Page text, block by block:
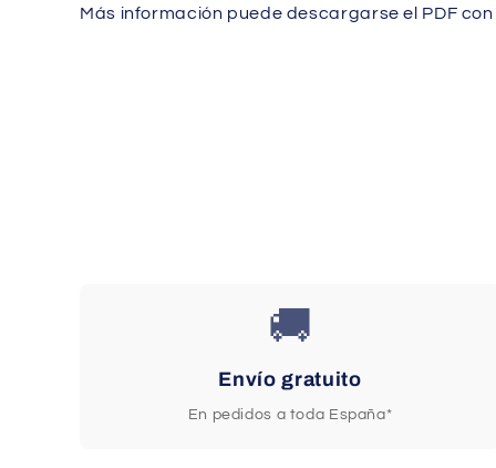
Más información puede descargarse el PDF
🚚
Envío gratuito
En pedidos a toda España*